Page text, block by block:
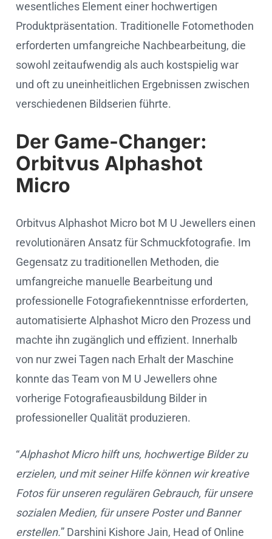
wesentliches Element einer hochwertigen
Produktpräsentation. Traditionelle Fotomethoden
erforderten umfangreiche Nachbearbeitung, die
sowohl zeitaufwendig als auch kostspielig war
und oft zu uneinheitlichen Ergebnissen zwischen
verschiedenen Bildserien führte.
Der Game-Changer:
Orbitvus Alphashot
Micro
Orbitvus Alphashot Micro bot M U Jewellers einen
revolutionären Ansatz für Schmuckfotografie. Im
Gegensatz zu traditionellen Methoden, die
umfangreiche manuelle Bearbeitung und
professionelle Fotografiekenntnisse erforderten,
automatisierte Alphashot Micro den Prozess und
machte ihn zugänglich und effizient. Innerhalb
von nur zwei Tagen nach Erhalt der Maschine
konnte das Team von M U Jewellers ohne
vorherige Fotografieausbildung Bilder in
professioneller Qualität produzieren.
“Alphashot Micro hilft uns, hochwertige Bilder zu
erzielen, und mit seiner Hilfe können wir kreative
Fotos für unseren regulären Gebrauch, für unsere
sozialen Medien, für unsere Poster und Banner
erstellen.” Darshini Kishore Jain, Head of Online